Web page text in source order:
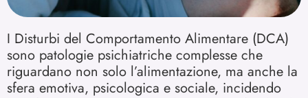
I Disturbi del Comportamento Alimentare (DCA)
sono patologie psichiatriche complesse che
riguardano non solo l’alimentazione, ma anche la
sfera emotiva, psicologica e sociale, incidendo